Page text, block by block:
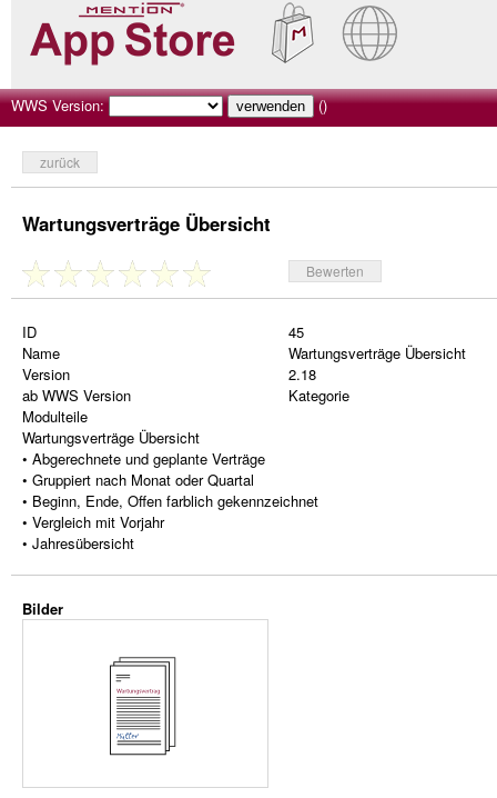
WWS Version: ()
zurück
Wartungsverträge Übersicht
Bewerten
ID
45
Name
Wartungsverträge Übersicht
Version
2.18
ab WWS Version
Kategorie
Modulteile
Wartungsverträge Übersicht
• Abgerechnete und geplante Verträge
• Gruppiert nach Monat oder Quartal
• Beginn, Ende, Offen farblich gekennzeichnet
• Vergleich mit Vorjahr
• Jahresübersicht
Bilder